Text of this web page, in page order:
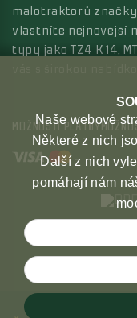
malotraktorů značky
vlastníte nejnovější
typy jako TZ4 K 14,
MOŽNOSTI PLATBY
Naše webové
Některé z nich
Další z nich
pomáhají nám